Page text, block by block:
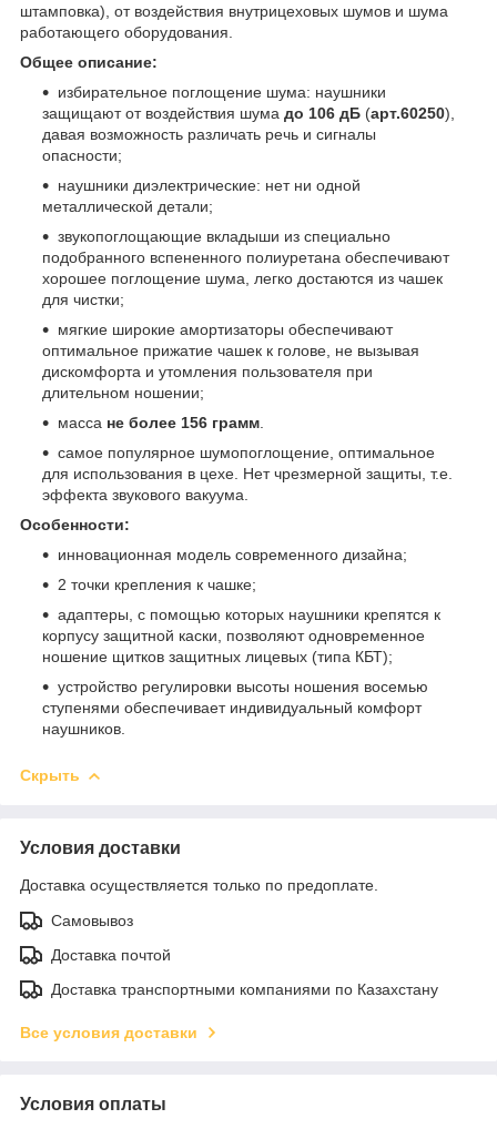
штамповка), от воздействия внутрицеховых шумов и шума
работающего оборудования.
Общее описание:
избирательное поглощение шума: наушники
защищают от воздействия шума до 106 дБ (арт.60250),
давая возможность различать речь и сигналы
опасности;
наушники диэлектрические: нет ни одной
металлической детали;
звукопоглощающие вкладыши из специально
подобранного вспененного полиуретана обеспечивают
хорошее поглощение шума, легко достаются из чашек
для чистки;
мягкие широкие амортизаторы обеспечивают
оптимальное прижатие чашек к голове, не вызывая
дискомфорта и утомления пользователя при
длительном ношении;
масса не более 156 грамм
самое популярное шумопоглощение, оптимальное
для использования в цехе. Нет чрезмерной защиты, т.е.
эффекта звукового вакуума.
Особенности:
инновационная модель современного дизайна;
2 точки крепления к чашке;
адаптеры, с помощью которых наушники крепятся к
корпусу защитной каски, позволяют одновременное
ношение щитков защитных лицевых (типа КБТ);
устройство регулировки высоты ношения восемью
ступенями обеспечивает индивидуальный комфорт
наушников.
Скрыть
Условия доставки
Доставка осуществляется только по предоплате.
Самовывоз
Доставка почтой
Доставка транспортными компаниями по Казахстану
Все условия доставки
Условия оплаты